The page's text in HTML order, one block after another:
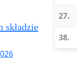
składzie
27.
38.